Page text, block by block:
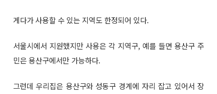
게다가 사용할 수 있는 지역도 한정되어 있다.
서울시에서 지원했지만 사용은 각 지역구, 예를 들면 용산구 주
민은 용산구에서만 가능하다.
그런데 우리집은 용산구와 성동구 경계에 자리 잡고 있어서 장